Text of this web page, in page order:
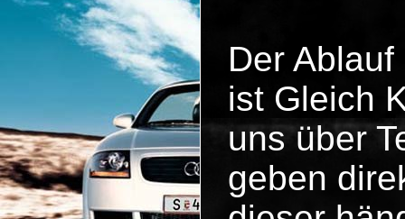
Der
ist Gleich
uns über
geben